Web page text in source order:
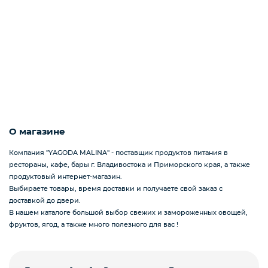
О магазине
Компания "YAGODA MALINA" - поставщик продуктов питания в
рестораны, кафе, бары г. Владивостока и Приморского края, а также
продуктовый интернет-магазин.
Выбираете товары, время доставки и получаете свой заказ с
доставкой до двери.
В нашем каталоге большой выбор свежих и замороженных овощей,
фруктов, ягод, а также много полезного для вас !